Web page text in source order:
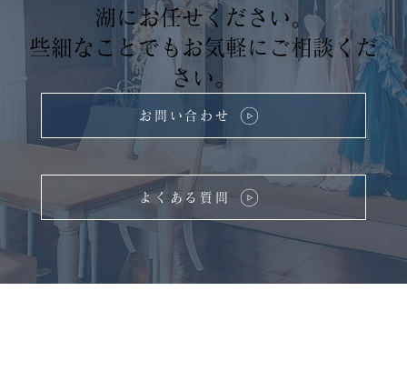
湖にお任せください。
些細なことでもお気軽にご相談くだ
さい。
よくある質問
お問い合わせ